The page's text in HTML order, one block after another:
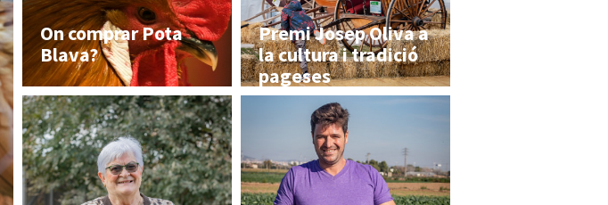
On comprar Pota
Blava?
Premi Josep Oliva a
la cultura i tradició
pageses